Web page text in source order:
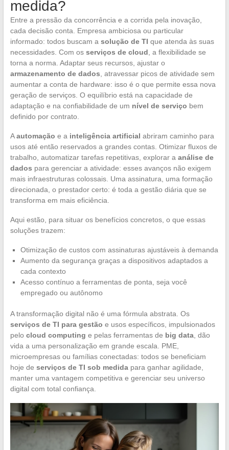
medida?
Entre a pressão da concorrência e a corrida pela inovação,
cada decisão conta. Empresa ambiciosa ou particular
informado: todos buscam a solução de TI que atenda às suas
necessidades. Com os serviços de cloud , a flexibilidade se
torna a norma. Adaptar seus recursos, ajustar o
armazenamento de dados , atravessar picos de atividade sem
aumentar a conta de hardware: isso é o que permite essa nova
geração de serviços. O equilíbrio está na capacidade de
adaptação e na confiabilidade de um nível de serviço bem
definido por contrato.
Aautomação e a inteligência artificial abriram caminho para
usos até então reservados a grandes contas. Otimizar fluxos de
trabalho, automatizar tarefas repetitivas, explorar a análise de
dados para gerenciar a atividade: esses avanços não exigem
mais infraestruturas colossais. Uma assinatura, uma formação
direcionada, o prestador certo: é toda a gestão diária que se
transforma em mais eficiência.
Aqui estão, para situar os benefícios concretos, o que essas
soluções trazem:
Otimização de custos com assinaturas ajustáveis à demanda
Aumento da segurança graças a dispositivos adaptados a
cada contexto
Acesso contínuo a ferramentas de ponta, seja você
empregado ou autônomo
A transformação digital não é uma fórmula abstrata. Os
serviços de TI para gestão e usos específicos, impulsionados
pelo cloud computing e pelas ferramentas de big data, dão
vida a uma personalização em grande escala. PME,
microempresas ou famílias conectadas: todos se beneficiam
hoje de serviços de TI sob medidapara ganhar agilidade,
manter uma vantagem competitiva e gerenciar seu universo
digital com total confiança.